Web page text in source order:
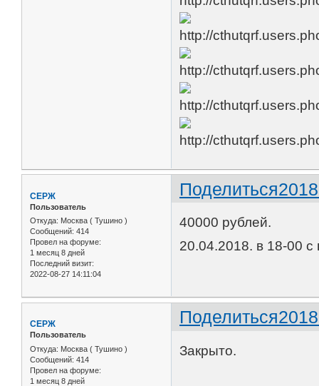
Поделиться
CЕРЖ
Пользователь
Откуда: Москва ( Тушино )
Сообщений: 414
Провел на форуме:
1 месяц 8 дней
Последний визит:
2022-08-27 14:11:04
40000 рублей.
20.04.2018. в 18-00
Поделиться
CЕРЖ
Пользователь
Откуда: Москва ( Тушино )
Сообщений: 414
Провел на форуме:
1 месяц 8 дней
Закрыто.